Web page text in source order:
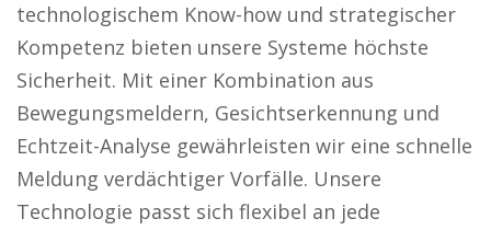
technologischem Know-how und strategischer
Kompetenz bieten unsere Systeme höchste
Sicherheit. Mit einer Kombination aus
Bewegungsmeldern, Gesichtserkennung und
Echtzeit-Analyse gewährleisten wir eine schnelle
Meldung verdächtiger Vorfälle. Unsere
Technologie passt sich flexibel an jede